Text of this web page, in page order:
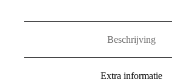
Beschrijving
Extra informatie